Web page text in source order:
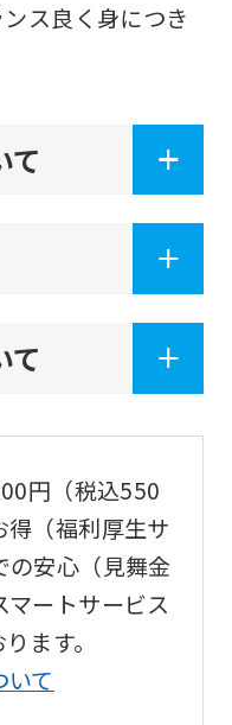
ス良く身につき
て
て
円（税込550
（福利厚生サ
の安心（見舞金
ートサービス
ます。
て